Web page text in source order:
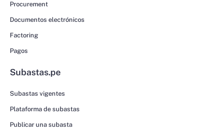
Procurement
Documentos electrónicos
Factoring
Pagos
Subastas.pe
Subastas vigentes
Plataforma de subastas
Publicar una subasta